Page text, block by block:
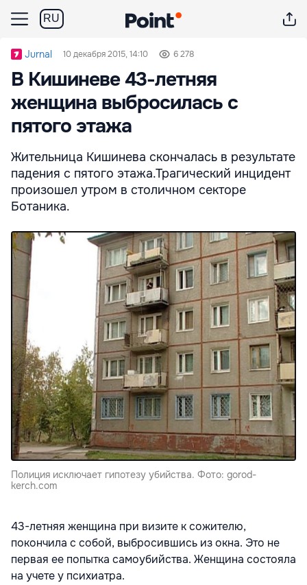
RU
Jurnal 10 декабря 2015, 14:10 6 278
В Кишиневе 43-летняя
женщина выбросилась с
пятого этажа
Жительница Кишинева скончалась в результате
падения с пятого этажа.Трагический инцидент
произошел утром в столичном секторе
Ботаника.
Полиция исключает гипотезу убийства. Фото: gorod-
kerch.com
43-летняя женщина при визите к сожителю,
покончила с собой, выбросившись из окна. Это не
первая ее попытка самоубийства. Женщина состояла
на учете у психиатра.